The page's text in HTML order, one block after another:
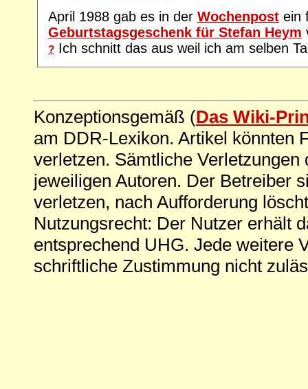
April 1988 gab es in der Wochenpost ein
Geburtstagsgeschenk für Stefan Heym
? Ich schnitt das aus weil ich am selben
Konzeptionsgemäß (Das Wiki-
am DDR-Lexikon. Artikel könnten
verletzen. Sämtliche
jeweiligen Autoren. Der Betreiber
verletzen, nach Aufforderung
Nutzungsrecht: Der Nutzer erhält
entsprechend UHG. Jede weitere
schriftliche Zustimmung nicht